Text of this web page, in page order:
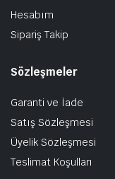
Hesabım
Sipariş Takip
Sözleşmeler
Garanti ve İade
Satış Sözleşmesi
Üyelik Sözleşmesi
Teslimat Koşulları